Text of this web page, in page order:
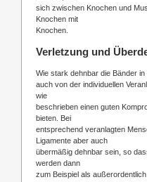
sich zwischen Knochen und
Knochen mit
Knochen.
Verletzung und
Wie stark dehnbar die Bänder
auch von der individuellen
wie
beschrieben einen guten
bieten. Bei
entsprechend veranlagten
Ligamente aber auch
übermäßig dehnbar sein, so
werden dann
zum Beispiel als